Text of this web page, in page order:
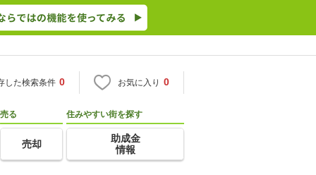
した検索条件 0 お気に入り 0
売る
売却
住みやすい街を探す
助成金
情報